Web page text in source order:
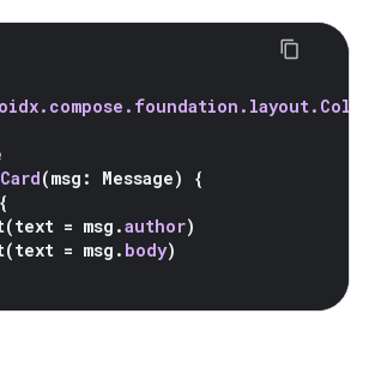
(msg : Message)
{
{
(text = msg .author)
(text = msg . body)